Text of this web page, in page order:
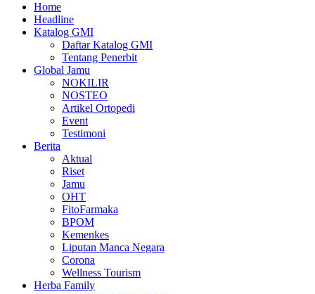
Home
Headline
Katalog GMI
Daftar Katalog GMI
Tentang Penerbit
Global Jamu
NOKILIR
NOSTEO
Artikel Ortopedi
Event
Testimoni
Berita
Aktual
Riset
Jamu
OHT
FitoFarmaka
BPOM
Kemenkes
Liputan Manca Negara
Corona
Wellness Tourism
Herba Family